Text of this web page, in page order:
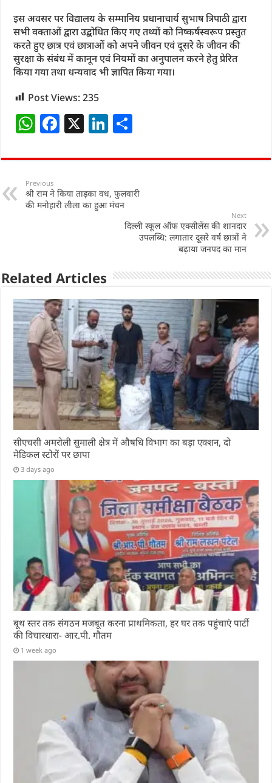
इस अवसर पर विद्यालय के सम्मानिय प्रधानाचार्य सुभाष त्रिपाठी द्वारा
सभी वक्ताओं द्वारा उद्बोधित किए गए तथ्यों को निष्कर्षस्वरूप प्रस्तुत
करते हुए छात्र एवं छात्राओं को अपने जीवन एवं दूसरे के जीवन की
सुरक्षा के संबंध में कानून एवं नियमों का अनुपालन करने हेतु प्रेरित
किया गया तथा धन्यवाद भी ज्ञापित किया गया।
Post Views:235
W
at
s
A
F
c
e
b
X Li
k
dI
ar
e
Previous
श्री राम ने किया ताड़का वध, फुलवारी
की मनोहारी लीला का हुआ मंचन
Next
दिल्ली स्कूल ऑफ एक्सीलेंस की शानदार
उपलब्धि: लगातार दूसरे वर्ष छात्रों ने
बढ़ाया जनपद का मान
Related Articles
सीएचसी अमरोली सुमाली क्षेत्र में औषधि विभाग का बड़ा एक्शन, दो
मेडिकल स्टोरों पर छापा
3 days ago
बूथ स्तर तक संगठन मजबूत करना प्राथमिकता, हर घर तक पहुंचाएं पार्टी
की विचारधारा- आर.पी. गौतम
1 week ago